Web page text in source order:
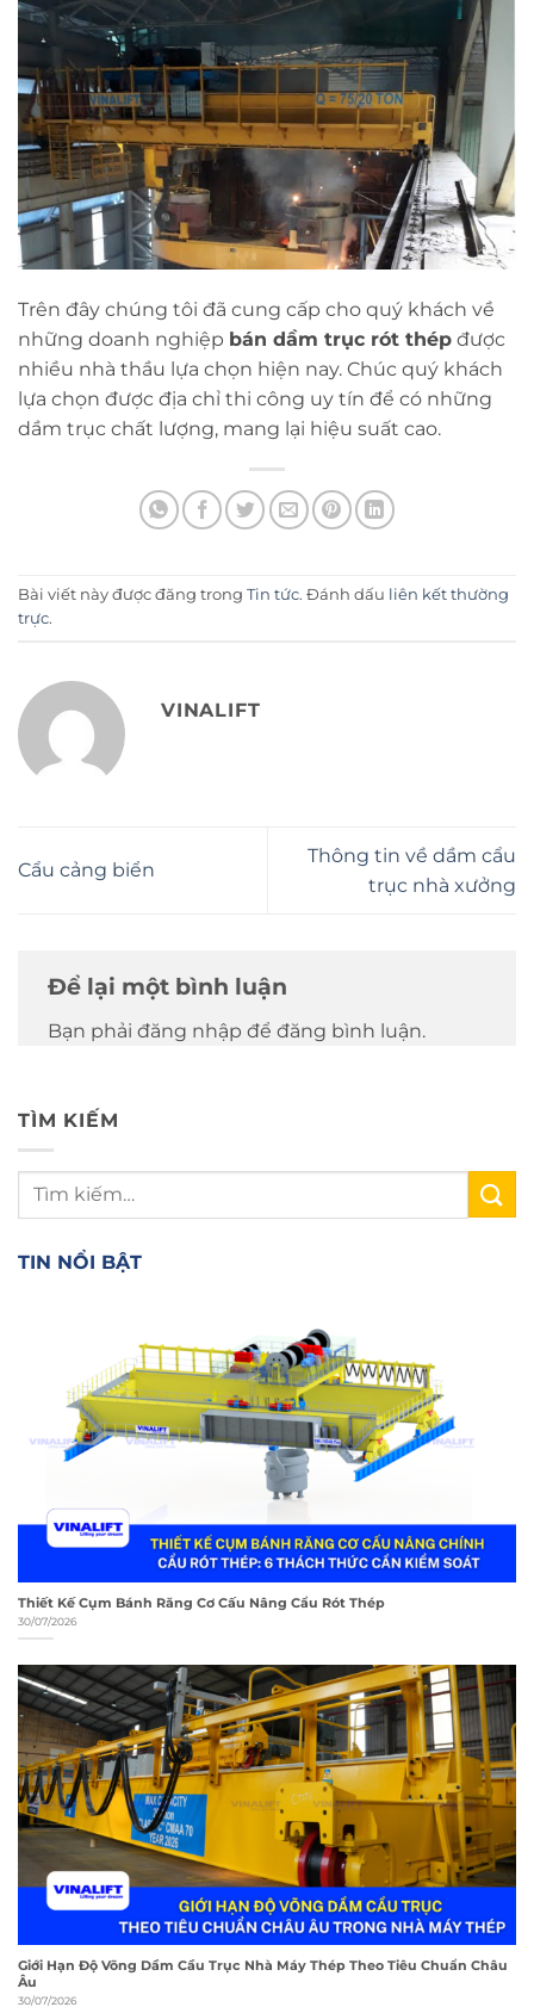
Trên đây chúng tôi đã cung cấp cho quý khách về
những doanh nghiệp bán dầm trục rót thép được
nhiều nhà thầu lựa chọn hiện nay. Chúc quý khách
lựa chọn được địa chỉ thi công uy tín để có những
dầm trục chất lượng, mang lại hiệu suất cao.
Bài viết này được đăng trong Tin tức. Đánh dấu liên kết thường
trực.
VINALIFT
Cẩu cảng biển
Thông tin về dầm cẩu
trục nhà xưởng
Để lại một bình luận
Bạn phải đăng nhập để đăng bình luận.
TÌM KIẾM
TIN NỔI BẬT
Thiết Kế Cụm Bánh Răng Cơ Cấu Nâng Cẩu Rót Thép
30/07/2026
Giới Hạn Độ Võng Dầm Cầu Trục Nhà Máy Thép Theo Tiêu Chuẩn Châu
Âu
30/07/2026